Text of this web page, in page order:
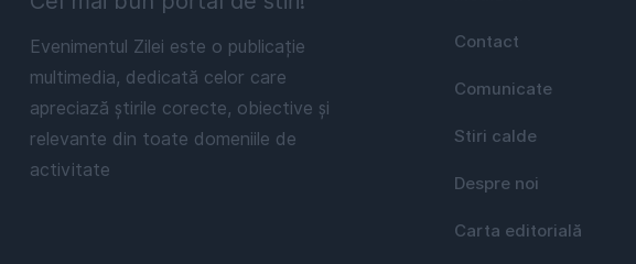
Evenimentul Zilei este o publicație
multimedia, dedicată celor care
apreciază știrile corecte, obiective și
relevante din toate domeniile de
activitate
Contact
Comunicate
Stiri calde
Despre noi
Carta editorială